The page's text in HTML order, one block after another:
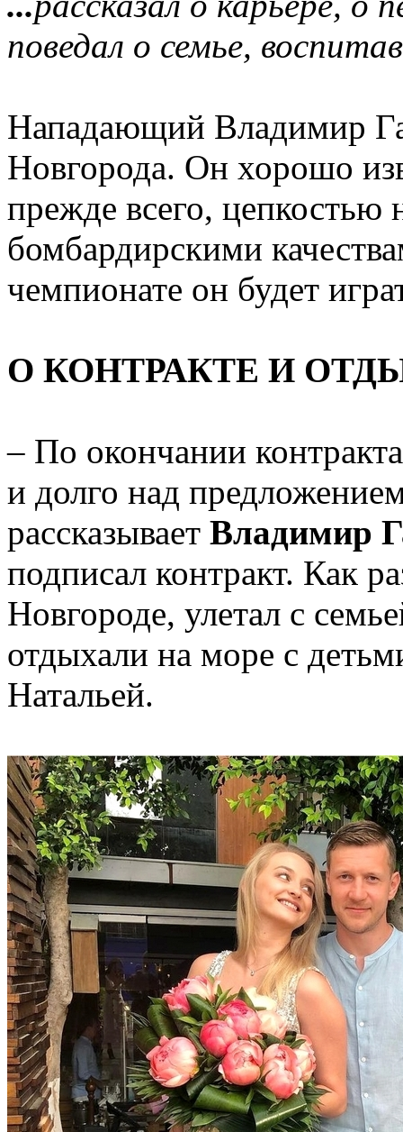
поведал о семье,
Нападающий Владимир
Новгорода. Он хорошо
прежде всего,
бомбардирскими
чемпионате он будет
О КОНТРАКТЕ И
– По окончании
и долго над
рассказывает Владимир
подписал контракт. Как
Новгороде, улетал с
отдыхали на море с
Натальей.